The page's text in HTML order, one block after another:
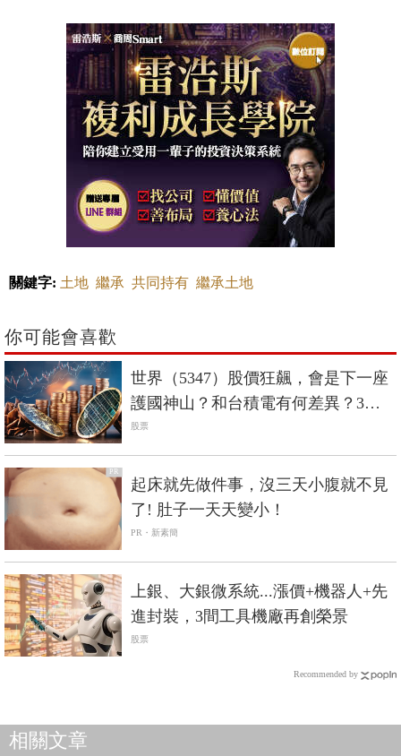
關鍵字: 土地 繼承 共同持有 繼承土地
你可能會喜歡
世界（5347）股價狂飆，會是下一座
護國神山？和台積電有何差異？3分
鐘剖析
股票
PR
起床就先做件事，沒三天小腹就不見
了! 肚子一天天變小！
PR・新素簡
上銀、大銀微系統...漲價+機器人+先
進封裝，3間工具機廠再創榮景
股票
Recommended by
相關文章